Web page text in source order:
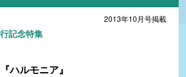
2013年10月号掲載
記念特集
ルモニア』